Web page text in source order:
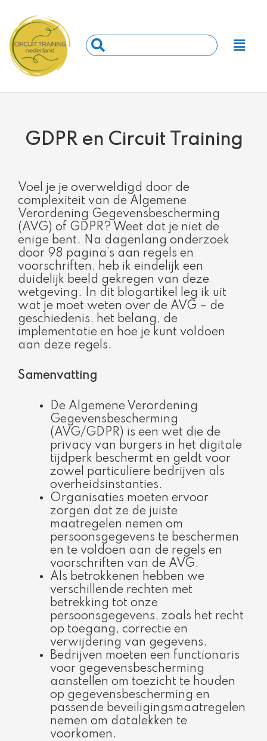
inhoud
Main
Menu
Search
...
GDPR en Circuit Training
Voel je je overweldigd door de
complexiteit van de Algemene
Verordening Gegevensbescherming
(AVG) of GDPR? Weet dat je niet de
enige bent. Na dagenlang onderzoek
door 98 pagina’s aan regels en
voorschriften, heb ik eindelijk een
duidelijk beeld gekregen van deze
wetgeving. In dit blogartikel leg ik uit
wat je moet weten over de AVG – de
geschiedenis, het belang, de
implementatie en hoe je kunt voldoen
aan deze regels.
Samenvatting
De Algemene Verordening
Gegevensbescherming
(AVG/GDPR) is een wet die de
privacy van burgers in het digitale
tijdperk beschermt en geldt voor
zowel particuliere bedrijven als
overheidsinstanties.
Organisaties moeten ervoor
zorgen dat ze de juiste
maatregelen nemen om
persoonsgegevens te beschermen
en te voldoen aan de regels en
voorschriften van de AVG.
Als betrokkenen hebben we
verschillende rechten met
betrekking tot onze
persoonsgegevens, zoals het recht
op toegang, correctie en
verwijdering van gegevens.
Bedrijven moeten een functionaris
voor gegevensbescherming
aanstellen om toezicht te houden
op gegevensbescherming en
passende beveiligingsmaatregelen
nemen om datalekken te
voorkomen.